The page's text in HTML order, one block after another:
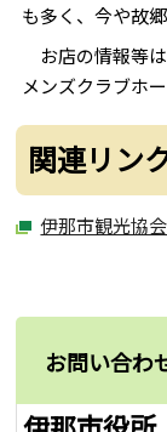
も多く、今や故
お店の情報等
メンズクラブホ
関連リン
伊那市観光協
お問い合わ